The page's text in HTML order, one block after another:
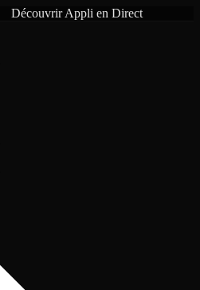
DécouvrirAppli en Direct